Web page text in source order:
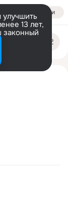
Войти
13 лет,
законный